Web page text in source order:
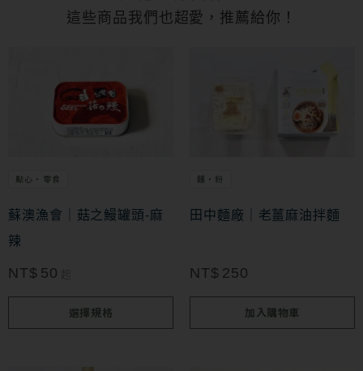
這些商品我們也超愛，推薦給你！
點心・零食
蘇澳漁會｜菇之鰻罐頭-麻
辣
NT$ 50
選擇規格
種
款
式。
可
麵・粉
田中麵廠｜老薑麻油拌麵
NT$ 250
加入購物車